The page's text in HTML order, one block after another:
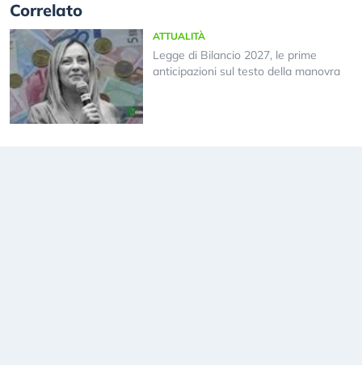
Correlato
ATTUALITÀ
Legge di Bilancio 2027, le prime
anticipazioni sul testo della manovra